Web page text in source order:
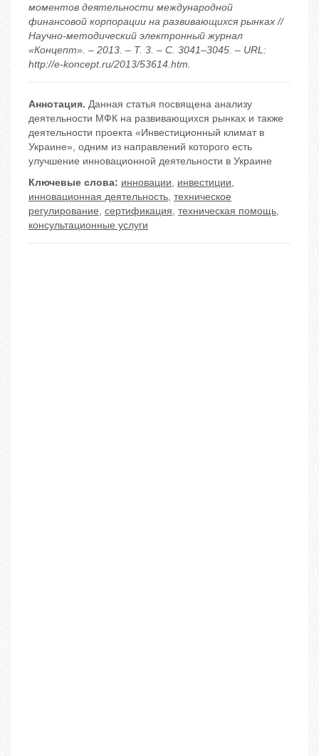
моментов деятельности международной
финансовой корпорации на развивающихся рынках //
Научно-методический электронный журнал
«Концепт». – 2013. – Т. 3. – С. 3041–3045. – URL:
http://e-koncept.ru/2013/53614.htm.
Аннотация. Данная статья посвящена анализу
деятельности МФК на развивающихся рынках и также
деятельности проекта «Инвестиционный климат в
Украине», одним из направлений которого есть
улучшение инновационной деятельности в Украине
Ключевые слова: инновации, инвестиции,
инновационная деятельность, техническое
регулирование, сертификация, техническая помощь,
консультационные услуги